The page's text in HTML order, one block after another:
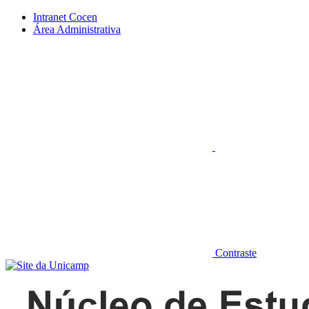
Conteúdo principal Menu principal
Intranet Cocen
Área Administrativa
Contraste